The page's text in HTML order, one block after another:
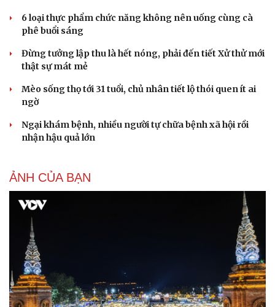
Hạt giống tâm hồn
6 loại thực phẩm chức năng không nên uống cùng cà
phê buổi sáng
Đừng tưởng lập thu là hết nóng, phải đến tiết Xử thử mới
thật sự mát mẻ
Mèo sống thọ tới 31 tuổi, chủ nhân tiết lộ thói quen ít ai
ngờ
Ngại khám bệnh, nhiều người tự chữa bệnh xã hội rồi
nhận hậu quả lớn
ẢNH CỦA BẠN